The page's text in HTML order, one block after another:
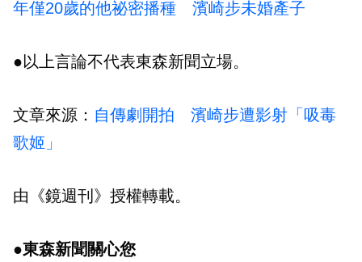
年僅20歲的他祕密播種 濱崎步未婚產子
●以上言論不代表東森新聞立場。
文章來源： 自傳劇開拍 濱崎步遭影射「吸毒
歌姬」
由《鏡週刊》授權轉載。
●東森新聞關心您